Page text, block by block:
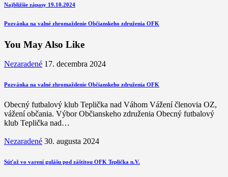
Navigácia
v
Previous
Najbližšie zápasy 19.10.2024
Next
Pozvánka na valné zhromaždenie Občianskeho združenia OFK
You May Also Like
Nezaradené 17. decembra 2024
Pozvánka na valné zhromaždenie Občianskeho združenia OFK
Obecný futbalový klub Teplička nad Váhom Vážení členovia OZ,
vážení občania. Výbor Občianskeho združenia Obecný futbalový
klub Teplička nad…
Nezaradené 30. augusta 2024
Súťaž vo varení gulášu pod záštitou OFK Teplička n.V.